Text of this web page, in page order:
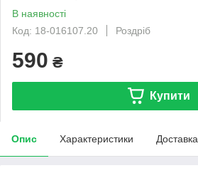
В наявності
Код: 18-016107.20
Роздріб
590 ₴
Купити
Опис Характеристики Доставка